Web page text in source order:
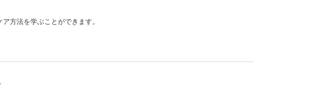
方法を学ぶことができます。